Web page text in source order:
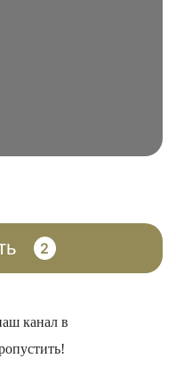
2
канал в